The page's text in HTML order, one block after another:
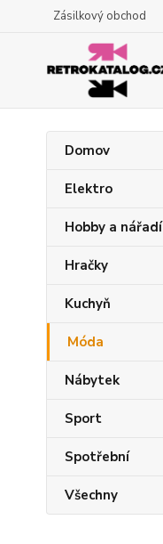
Zásilkový obchod
Domov
Elektro
Hobby a nářadí
Hračky
Kuchyň
Móda
Nábytek
Sport
Spotřební
Všechny